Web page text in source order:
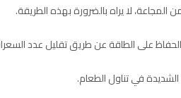
لا يراه بالضرورة بهذه الطريقة.
على الطاقة عن طريق تقليل عدد السعرات
في تناول الطعام.